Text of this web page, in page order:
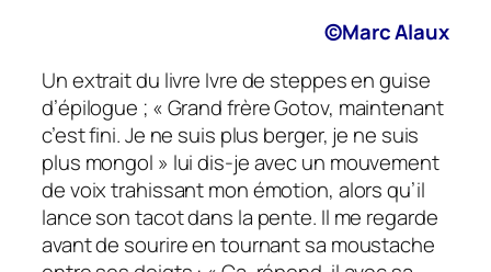
©Marc Alaux
Un extrait du livre Ivre de steppesen guise
d’épilogue ; «Grand frère Gotov, maintenant
c’est fini. Je ne suis plus berger, je ne suis
plus mongol » lui dis-je avec un mouvement
de voix trahissant mon émotion, alors qu’il
lance son tacot dans la pente. Il me regarde
avant de sourire en tournant sa moustache